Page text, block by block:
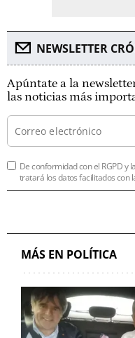
NEWSLETTER
Apúntate a la
las noticias más
De conformidad con el RGPD y
tratará los datos facilitados con
MÁS EN POLÍTICA